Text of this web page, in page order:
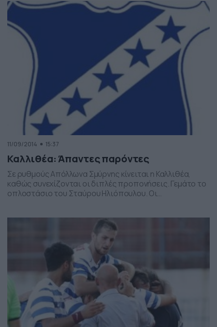
αποκλεισμό από την «Ελαφρά Ταξιαρχία» για τους «32»
του θεσμού. Ο τεχνικός των «κυανόλευκων» δεν θέλει σε
καμία […]
11/09/2014 15:37
Καλλιθέα: Άπαντες παρόντες
Σε ρυθμούς Απόλλωνα Σμύρνης κίνειται η Καλλιθέα,
καθώς συνεχίζονται οι διπλές προπονήσεις. Γεμάτο το
οπλοστάσιο του Σταύρου Ηλιόπουλου. Οι
Σάββατο (13/09 17:00). Η προετοιμασία είναι άκρως
απαιτητική, καθώς τις δυο τελευταίες μέρες γίνονται
διπλές προπονήσεις, μια κάθε πρωί και μια κάθε […]